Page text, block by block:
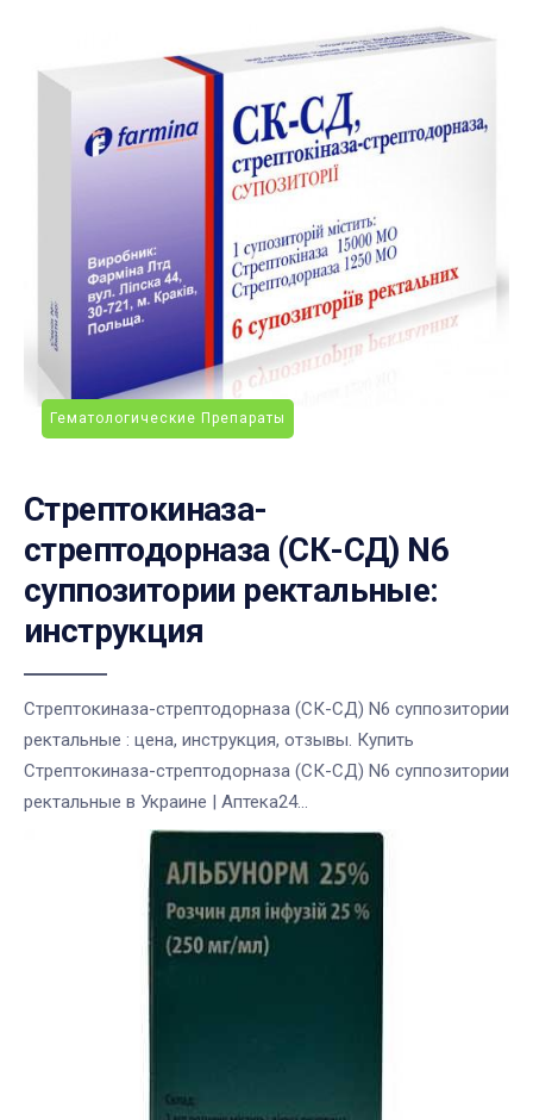
Гематологические Препараты
Стрептокиназа-
стрептодорназа (СК-СД) N6
суппозитории ректальные:
инструкция
Стрептокиназа-стрептодорназа (СК-СД) N6 суппозитории
ректальные : цена, инструкция, отзывы. Купить
Стрептокиназа-стрептодорназа (СК-СД) N6 суппозитории
ректальные в Украине | Аптека24...